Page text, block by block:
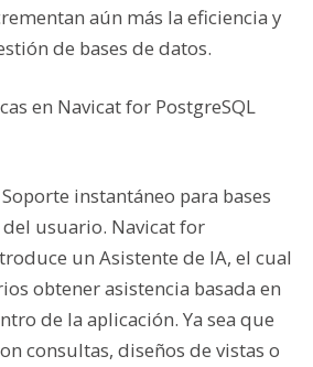
aún más la eficiencia y
de bases de datos.
en Navicat for PostgreSQL
Soporte instantáneo para bases
usuario. Navicat for
un Asistente de IA, el cual
obtener asistencia basada en
de la aplicación. Ya sea que
consultas, diseños de vistas o